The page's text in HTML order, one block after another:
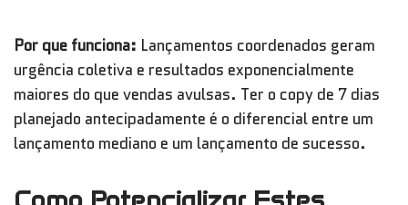
Por que funciona: Lançamentos coordenados geram
urgência coletiva e resultados exponencialmente
maiores do que vendas avulsas. Ter o copy de 7 dias
planejado antecipadamente é o diferencial entre um
lançamento mediano e um lançamento de sucesso.